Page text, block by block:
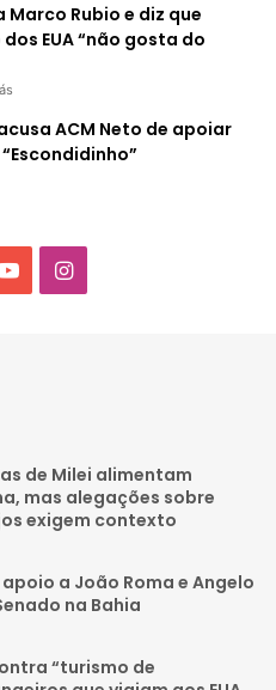
Marco Rubio e diz que
EUA “não gosta do
ACM Neto de apoiar
b
I
g
a
de Milei alimentam
mas alegações sobre
exigem contexto
a João Roma e Angelo
na Bahia
“turismo de